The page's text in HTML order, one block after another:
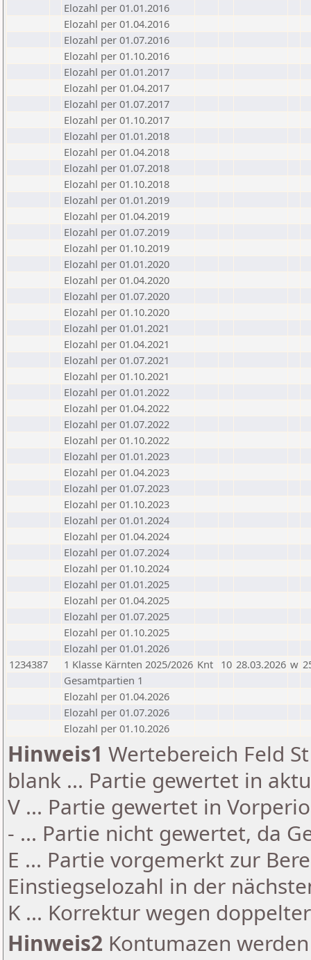
Elozahl per 01.01.2016
Elozahl per 01.04.2016
Elozahl per 01.07.2016
Elozahl per 01.10.2016
Elozahl per 01.01.2017
Elozahl per 01.04.2017
Elozahl per 01.07.2017
Elozahl per 01.10.2017
Elozahl per 01.01.2018
Elozahl per 01.04.2018
Elozahl per 01.07.2018
Elozahl per 01.10.2018
Elozahl per 01.01.2019
Elozahl per 01.04.2019
Elozahl per 01.07.2019
Elozahl per 01.10.2019
Elozahl per 01.01.2020
Elozahl per 01.04.2020
Elozahl per 01.07.2020
Elozahl per 01.10.2020
Elozahl per 01.01.2021
Elozahl per 01.04.2021
Elozahl per 01.07.2021
Elozahl per 01.10.2021
Elozahl per 01.01.2022
Elozahl per 01.04.2022
Elozahl per 01.07.2022
Elozahl per 01.10.2022
Elozahl per 01.01.2023
Elozahl per 01.04.2023
Elozahl per 01.07.2023
Elozahl per 01.10.2023
Elozahl per 01.01.2024
Elozahl per 01.04.2024
Elozahl per 01.07.2024
Elozahl per 01.10.2024
Elozahl per 01.01.2025
Elozahl per 01.04.2025
Elozahl per 01.07.2025
Elozahl per 01.10.2025
Elozahl per 01.01.2026
1234387
1 Klasse Kärnten 2025/2026 Knt 10 28.03.2026 w
Gesamtpartien 1
Elozahl per 01.04.2026
Elozahl per 01.07.2026
Elozahl per 01.10.2026
Hinweis1 Wertebereich Feld
blank ... Partie gewertet in
V ... Partie gewertet in
- ... Partie nicht gewertet, da
E ... Partie vorgemerkt zur
Einstiegselozahl in der
K ... Korrektur wegen
Hinweis2 Kontumazen